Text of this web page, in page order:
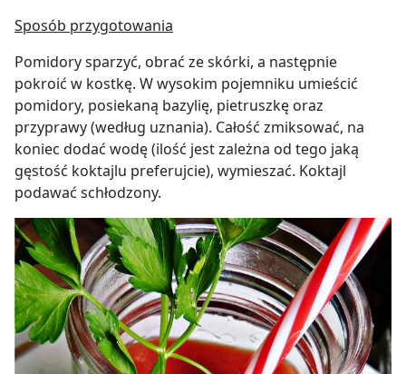
Sposób przygotowania
Pomidory sparzyć, obrać ze skórki, a następnie
pokroić w kostkę. W wysokim pojemniku umieścić
pomidory, posiekaną bazylię, pietruszkę oraz
przyprawy (według uznania). Całość zmiksować, na
koniec dodać wodę (ilość jest zależna od tego jaką
gęstość koktajlu preferujcie), wymieszać. Koktajl
podawać schłodzony.